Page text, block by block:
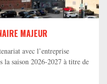
MAJEUR
avec l’entreprise
la saison 2026-2027 à titre de